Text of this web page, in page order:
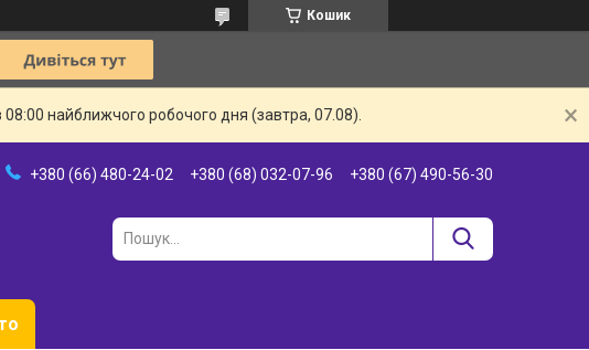
Кошик
найближчого робочого дня (завтра, 07.08).
+380 (66) 480-24-02 +380 (68) 032-07-96 +380 (67) 490-56-30